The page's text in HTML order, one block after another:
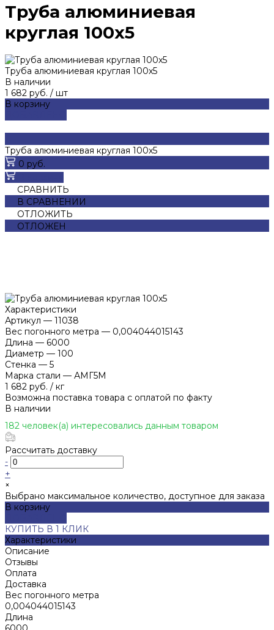
Труба алюминиевая
круглая 100x5
Труба алюминиевая круглая 100x5
В наличии
1 682 руб. / шт
В корзину
Труба алюминиевая круглая 100x5
0 руб.
СРАВНИТЬ
В СРАВНЕНИИ
ОТЛОЖИТЬ
ОТЛОЖЕН
Характеристики
Артикул — 11038
Вес погонного метра — 0,004044015143
Длина — 6000
Диаметр — 100
Стенка — 5
Марка стали — АМГ5М
1 682 руб. / кг
Возможна поставка товара с оплатой по факту
В наличии
182 человек(а) интересовались данным товаром
Рассчитать доставку
-
+
×
Выбрано максимальное количество, доступное для заказа
В корзину
КУПИТЬ В 1 КЛИК
Характеристики
Описание
Отзывы
Оплата
Доставка
Вес погонного метра
0,004044015143
Длина